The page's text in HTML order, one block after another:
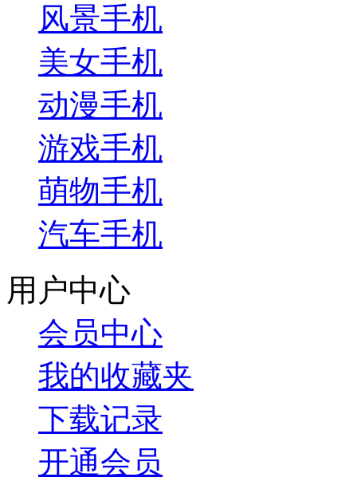
风景手机
美女手机
动漫手机
游戏手机
萌物手机
汽车手机
用户中心
会员中心
我的收藏夹
下载记录
开通会员